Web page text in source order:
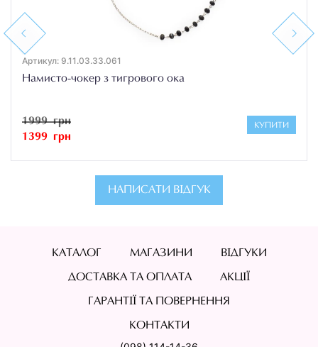
Previous
Артикул: 9.11.03.33.061
Намисто-чокер з тигрового ока
1999 грн
1399 грн
КУПИТИ
Next
НАПИСАТИ ВІДГУК
КАТАЛОГ МАГАЗИНИ ВІДГУКИ
ДОСТАВКА ТА ОПЛАТА АКЦІЇ
ГАРАНТІЇ ТА ПОВЕРНЕННЯ
КОНТАКТИ